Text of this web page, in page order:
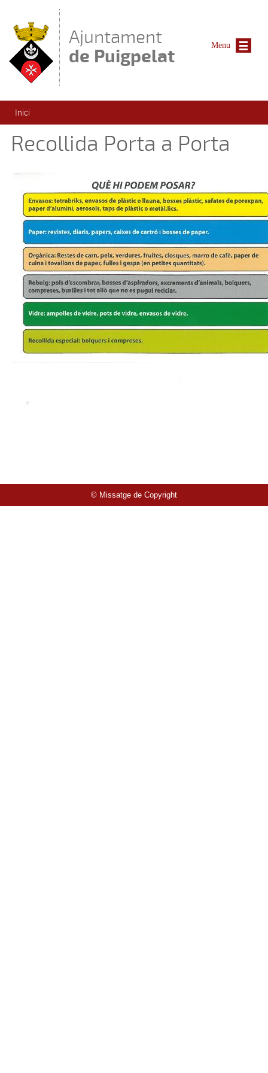
Ajuntament
de Puigpelat
Esteu aquí
Inici
Recollida Porta a Porta
© Missatge de Copyright
Menu